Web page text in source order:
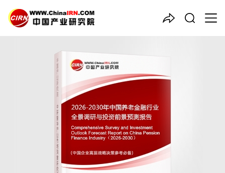
中国产业咨询领导者
2026-2030年中国
行业全景调研与投资前景预测
报告
品质保障，一年免费更新维护
出版日期：2026年1月
《2026-2030年中国养老金融行业全景调研与投资前景预测报
告》由中研普华养老金融行业分析专家领衔撰写，主要分析了养老
金融行业的市场规模、发展现状与投资前景，同时对养老金融行业
的未来发展做出科学的趋势预测和专业的养老金融行业数据分析，
帮助客户评估养老金融行业投资价值。